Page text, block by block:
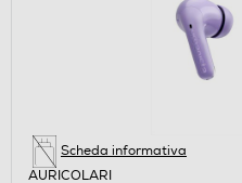
Scheda informativa
AURICOLARI